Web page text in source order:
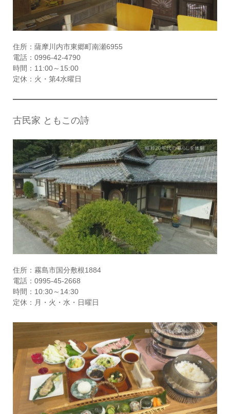
住所：薩摩川内市東郷町南瀬6955
電話：0996-42-4790
時間：11:00～15:00
定休：火・第4水曜日
古民家 ともこの詩
住所：霧島市国分敷根1884
電話：0995-45-2668
時間：10:30～14:30
定休：月・火・水・日曜日